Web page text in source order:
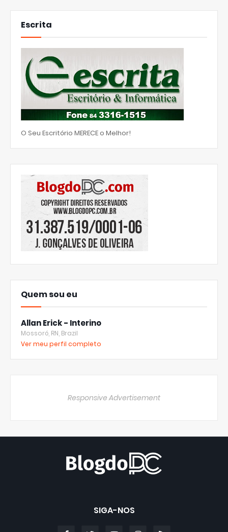
Escrita
O Seu Escritório MERECE o Melhor!
Quem sou eu
Allan Erick - Interino
Mossoró, RN, Brazil
Ver meu perfil completo
Responsive Advertisement
SIGA-NOS